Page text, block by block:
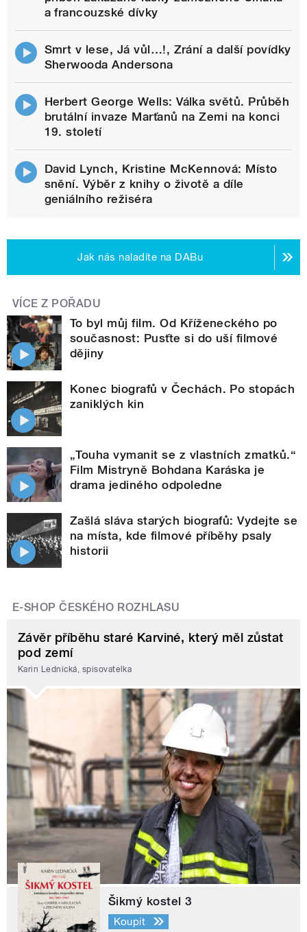
a francouzské dívky
Smrt v lese, Já vůl…!, Zrání a další povídky
Sherwooda Andersona
Herbert George Wells: Válka světů. Průběh
brutální invaze Marťanů na Zemi na konci
19. století
David Lynch, Kristine McKennová: Místo
snění. Výběr z knihy o životě a díle
geniálního režiséra
Jak nás naladíte na DABu
VÍCE Z POŘADU
To byl můj film. Od Kříženeckého po
současnost: Pusťte si do uší filmové
dějiny
Konec biografů v Čechách. Po stopách
zaniklých kin
„Touha vymanit se z vlastních zmatků.“
Film Mistryně Bohdana Karáska je
drama jediného odpoledne
Zašlá sláva starých biografů: Vydejte se
na místa, kde filmové příběhy psaly
historii
E-SHOP ČESKÉHO ROZHLASU
Závěr příběhu staré Karviné, který měl zůstat
pod zemí
Karin Lednická, spisovatelka
Šikmý kostel 3
Koupit